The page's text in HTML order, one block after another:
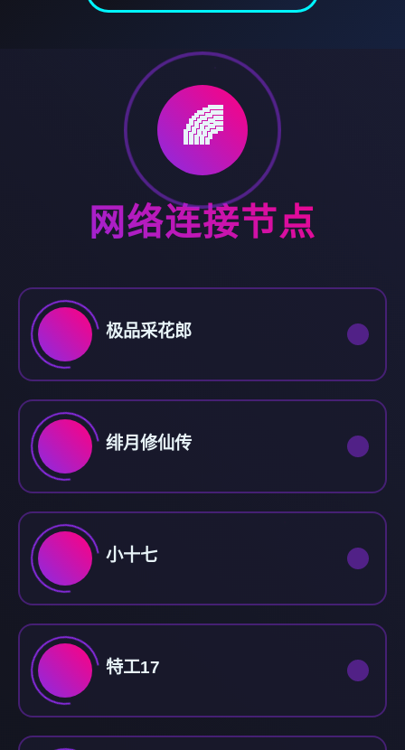
🌈
网络连接节点
极品采花郎
绯月修仙传
小十七
特工17